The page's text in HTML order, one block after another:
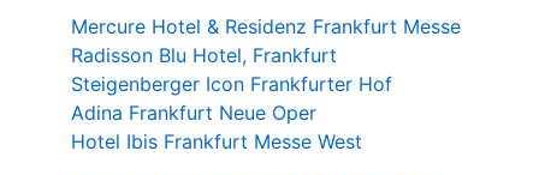
Mercure Hotel & Residenz Frankfurt Messe
Radisson Blu Hotel, Frankfurt
Steigenberger Icon Frankfurter Hof
Adina Frankfurt Neue Oper
Hotel Ibis Frankfurt Messe West